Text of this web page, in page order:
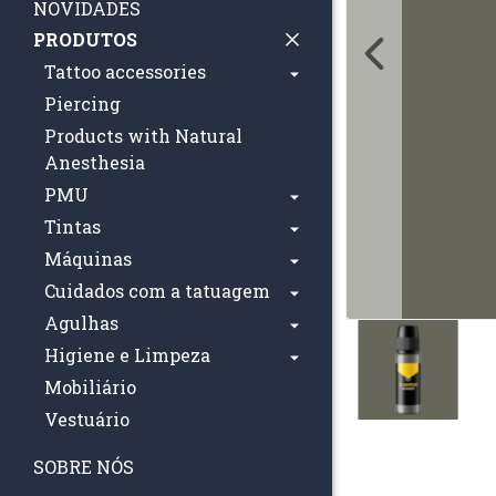
NOVIDADES
PRODUTOS
Tattoo accessories
Piercing
Products with Natural
Anesthesia
PMU
Tintas
Máquinas
Cuidados com a tatuagem
Agulhas
Higiene e Limpeza
Mobiliário
Vestuário
SOBRE NÓS